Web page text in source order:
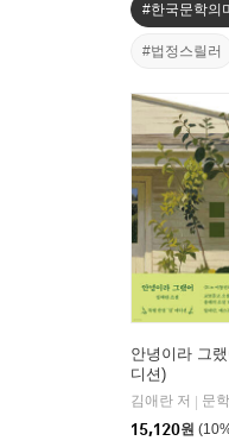
#한국문학의
#법정스릴러
안녕이라 그
디션)
김애란 저
문
15,120원